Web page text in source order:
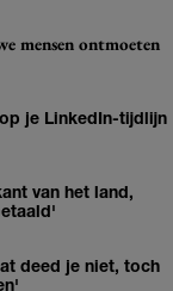
mensen ontmoeten
je LinkedIn-tijdlijn
van het land,
deed je niet, toch